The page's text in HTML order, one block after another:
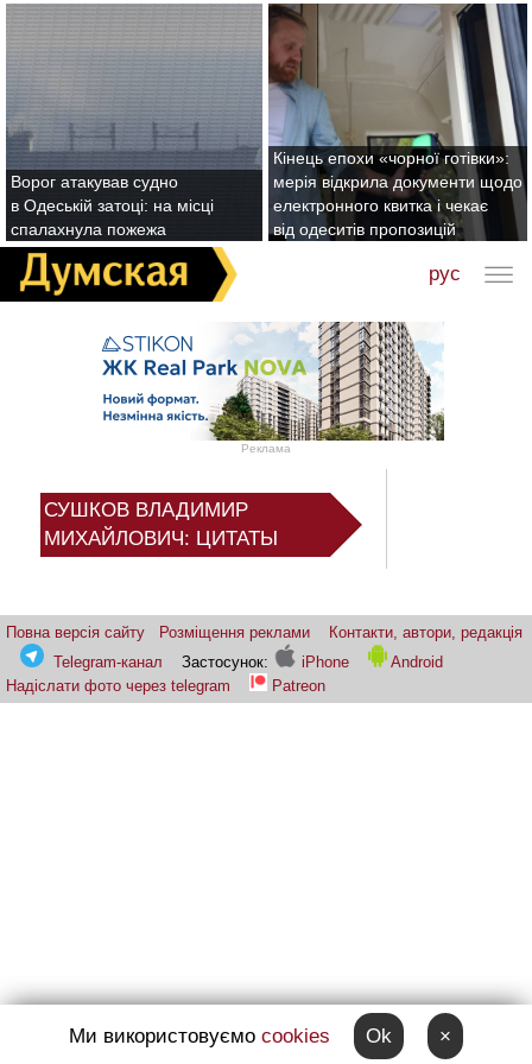
Ворог атакував судно
в Одеській затоці: на місці
спалахнула пожежа
Кінець епохи «чорної готівки»:
мерія відкрила документи щодо
електронного квитка і чекає
від одеситів пропозицій
рус
Реклама
СУШКОВ ВЛАДИМИР
МИХАЙЛОВИЧ: ЦИТАТЫ
Повна версія сайту Розміщення реклами
Контакти, автори, редакція
Telegram-канал
Застосунок: iPhone
Android
Надіслати фото через telegram
Patreon
Ми використовуємо cookies Ok ×